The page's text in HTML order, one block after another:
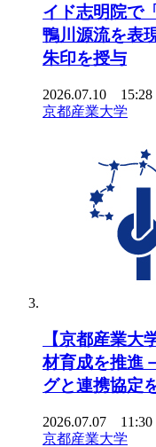
イド志明院で
鴨川源流を表
朱印を授与
2026.07.10 15:28
京都産業大学
【京都産業大
材育成を推進
グと連携協定
2026.07.07 11:30
京都産業大学